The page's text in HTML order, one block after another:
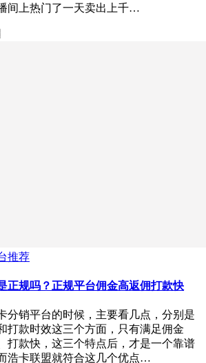
间上热门了一天卖出上千…
推荐
正规吗？正规平台佣金高返佣打款快
分销平台的时候，主要看几点，分别是
打款时效这三个方面，只有满足佣金
打款快，这三个特点后，才是一个靠谱
浩卡联盟就符合这几个优点…